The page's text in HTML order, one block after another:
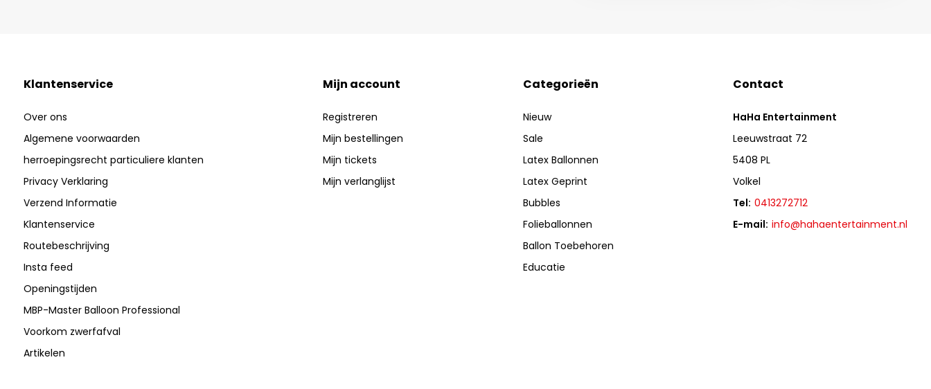
Klantenservice
Over ons
Algemene voorwaarden
herroepingsrecht particuliere klanten
Privacy Verklaring
Verzend Informatie
Klantenservice
Routebeschrijving
Insta feed
Openingstijden
MBP-Master Balloon Professional
Voorkom zwerfafval
Artikelen
Mijn account
Registreren
Mijn bestellingen
Mijn tickets
Mijn verlanglijst
Categorieën
Nieuw
Sale
Latex Ballonnen
Latex Geprint
Bubbles
Folieballonnen
Ballon Toebehoren
Educatie
Contact
HaHa Entertainment
Leeuwstraat 72
5408 PL
Volkel
Tel: 0413272712
E-mail: info@hahaentertainment.nl